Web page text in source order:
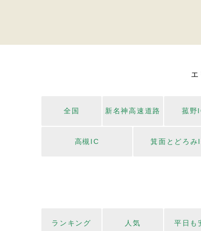
エ
全国 新名神高速道路 菰野
高槻IC 箕面とどろみ
ランキング 人気 平日も